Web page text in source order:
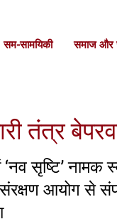
सम-सामयिकी समाज और
तंत्र
सृष्टि’ नामक
आयोग से